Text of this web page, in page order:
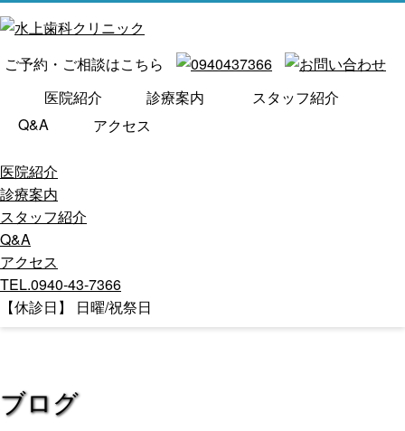
ご予約・ご相談はこちら
医院紹介
診療案内
スタッフ紹介
Q&A
アクセス
医院紹介
診療案内
スタッフ紹介
Q&A
アクセス
TEL.0940-43-7366
【休診日】 日曜/祝祭日
ブログ